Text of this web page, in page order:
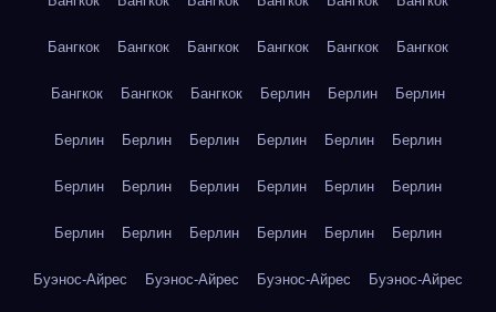
Бангкок Бангкок Бангкок Бангкок Бангкок Бангкок
Бангкок Бангкок Бангкок Берлин Берлин Берлин
Берлин Берлин Берлин Берлин Берлин Берлин
Берлин Берлин Берлин Берлин Берлин Берлин
Берлин Берлин Берлин Берлин Берлин Берлин
Буэнос-Айрес Буэнос-Айрес Буэнос-Айрес Буэнос-Айрес